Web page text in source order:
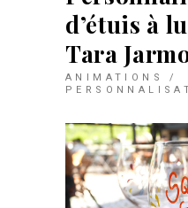
d’étuis à
Tara
ANIMATIONS /